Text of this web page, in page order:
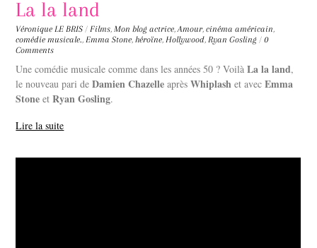
La la land
Véronique LE BRIS / Films,Mon blog actrice,Amour,cinéma américain,
comédie musicale.,Emma Stone,héroïne,Hollywood,Ryan Gosling / 0
Comments
Une comédie musicale comme dans les années 50 ? VoilàLa la land,
le nouveau pari deDamien Chazelle aprèsWhiplash et avecEmma
Stone etRyan Gosling.
Lire la suite